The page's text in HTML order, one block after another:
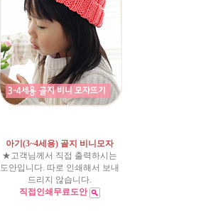
아기(3~4세용) 골지 비니모자
★고객님께서 직접 출력하시는
도안입니다. 따로 인쇄해서 보내
드리지 않습니다.
직접인쇄무료도안